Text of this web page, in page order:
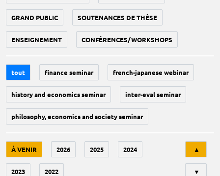
GRAND PUBLIC SOUTENANCES DE THÈSE
ENSEIGNEMENT CONFÉRENCES/WORKSHOPS
tout finance seminar french-japanese webinar
history and economics seminar inter-eval seminar
philosophy, economics and society seminar
À VENIR 2026 2025 2024
2023 2022
▲
▼